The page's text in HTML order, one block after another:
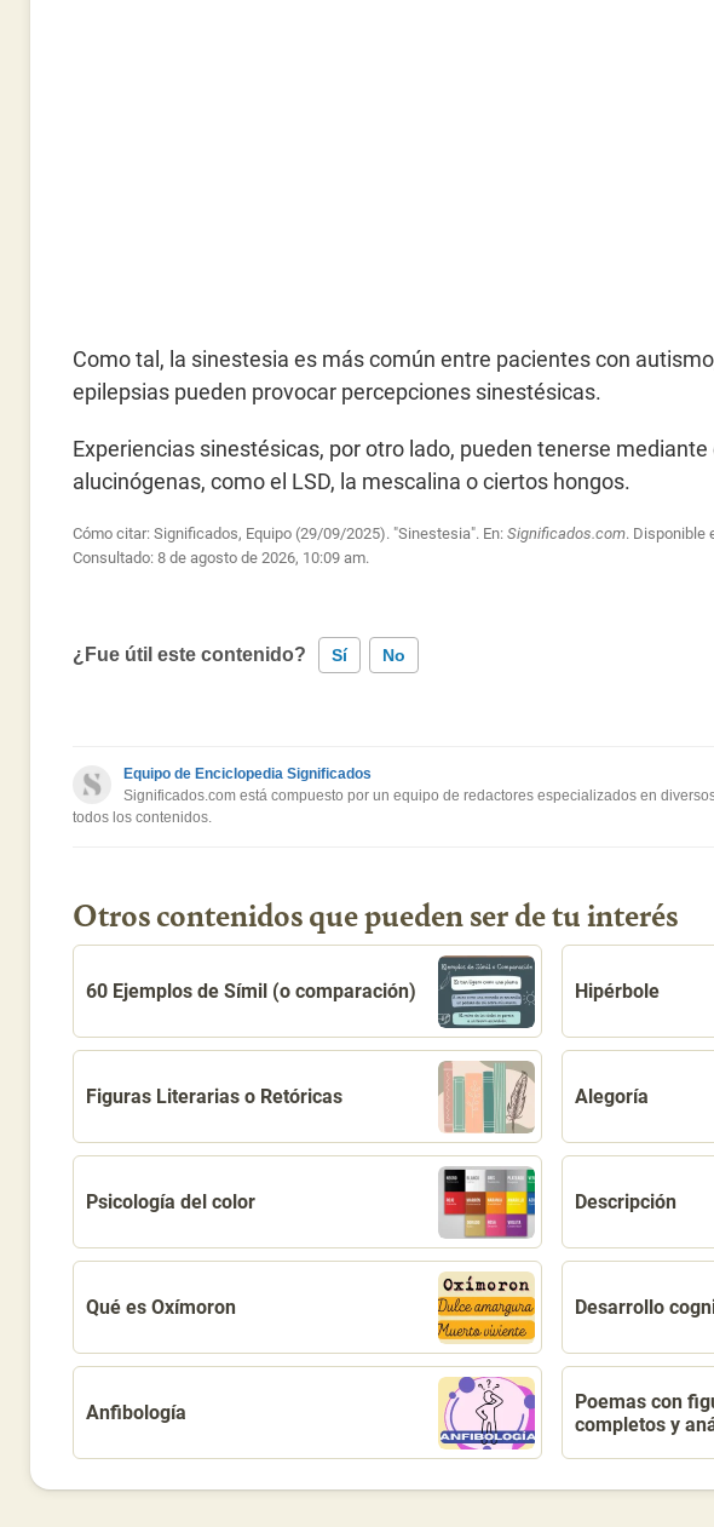
Como tal, la sinestesia es más común entre pacientes con
epilepsias pueden provocar percepciones sinestésicas.
Experiencias sinestésicas, por otro lado, pueden tenerse
alucinógenas, como el LSD, la mescalina o ciertos hongos.
Cómo citar: Significados, Equipo (29/09/2025). "Sinestesia". En: Significados.com. Disponible
Consultado: 8 de agosto de 2026, 10:09 am.
¿Fue útil este contenido? Sí No
Este contenido no tiene la información que busco
Otro
Equipo de Enciclopedia Significados
Significados.com está compuesto por un equipo de redactores especializados en
todos los contenidos.
Otros contenidos que pueden ser de tu interés
60 Ejemplos de Símil (o comparación) Hipérbole
Figuras Literarias o Retóricas Alegoría
Psicología del color Descripción
Qué es Oxímoron Desarrollo
Anfibología
Poemas con
completos y